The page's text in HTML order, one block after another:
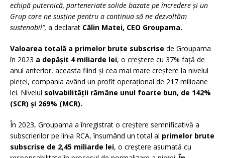
echipă puternică, parteneriate solide bazate pe încredere și un
Grup care ne susține pentru a continua să ne dezvoltăm
sustenabil”, a declarat Călin Matei, CEO Groupama.
Valoarea totală a primelor brute subscrise de Groupama
în 2023 a depășit 4 miliarde lei, o creștere cu 37% față de
anul anterior, aceasta fiind și cea mai mare creștere la nivelul
pieței, compania având un profit operațional de 217 milioane
lei. Nivelul solvabilității rămâne unul foarte bun, de 142%
(SCR) și 269% (MCR).
În 2023, Groupama a înregistrat o creștere semnificativă a
subscrierilor pe linia RCA, însumând un total al primelor brute
subscrise de 2,45 miliarde lei, o creștere asumată cu